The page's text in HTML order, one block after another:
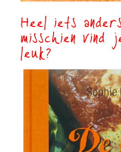
Heel iets
misschien vind
leuk?